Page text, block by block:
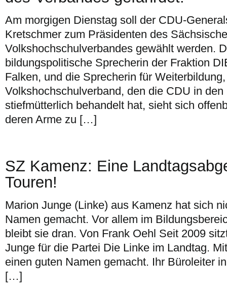
Am morgigen Dienstag soll der CDU-
Kretschmer zum Präsidenten des
Volkshochschulverbandes gewählt werden.
bildungspolitische Sprecherin der Fraktion
Falken, und die Sprecherin für
Volkshochschulverband, den die CDU in
stiefmütterlich behandelt hat, sieht sich
deren Arme zu […]
SZ Kamenz: Eine
Touren!
Marion Junge (Linke) aus Kamenz hat sich
Namen gemacht. Vor allem im
bleibt sie dran. Von Frank Oehl Seit 2009
Junge für die Partei Die Linke im Landtag.
einen guten Namen gemacht. Ihr Büroleiter
[…]